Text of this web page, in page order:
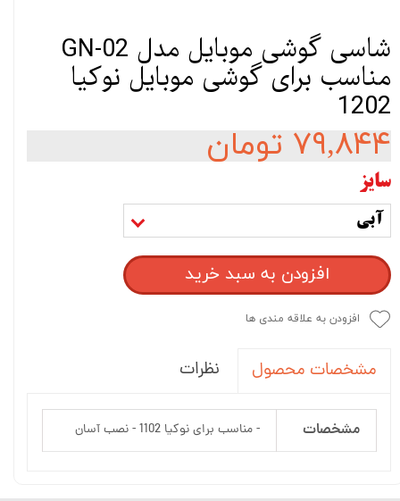
شاسی گوشی موبایل مدل GN-02
مناسب برای گوشی موبایل نوکیا
1202
۷۹,۸۴۴ تومان
سایز
آبی
افزودن به سبد خرید
افزودن به علاقه مندی ها
مشخصات محصول نظرات
مشخصات - مناسب برای نوکیا 1102 - نصب آسان